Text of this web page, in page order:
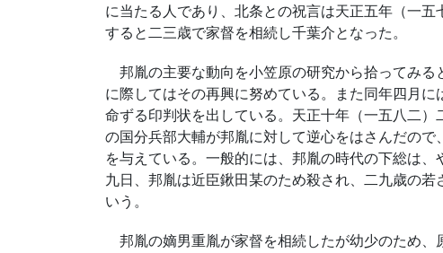
に当たる人であり、北条との祝言は天正五年（一
すると二三歳で家督を相続し千葉介となった。
邦胤の主要な動向を小笠原の研究から拾ってみる
に際してはその再興に努めている。また同年四月
命ずる印判状を出している。天正十年（一五八二
の国分兵部大輔が邦胤に対して逆心をはさんだの
を与えている。一般的には、邦胤の時代の下総は
九日、邦胤は近臣鍬田某のため殺され、二九歳の
いう。
邦胤の嫡男重胤が家督を相続したが幼少のため、